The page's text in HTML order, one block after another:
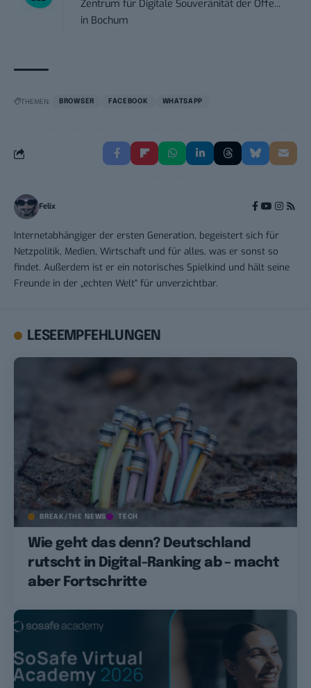
Zentrum für Digitale Souveränität der Öffe...
in Bochum
THEMEN: BROWSER FACEBOOK WHATSAPP
Felix
Internetabhängiger der ersten Generation, begeistert sich für
Netzpolitik, Medien, Wirtschaft und für alles, was er sonst so
findet. Außerdem ist er ein notorisches Spielkind und hält seine
Freunde in der „echten Welt“ für unverzichtbar.
LESEEMPFEHLUNGEN
BREAK/THE NEWS TECH
Wie geht das denn? Deutschland
rutscht in Digital-Ranking ab – macht
aber Fortschritte